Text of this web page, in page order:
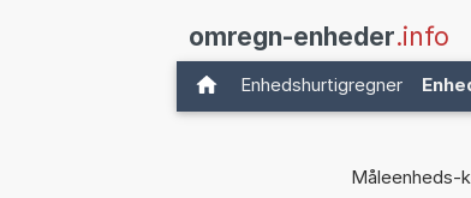
omregn-enheder.info
Enhedshurtigregner
Måleenheds-